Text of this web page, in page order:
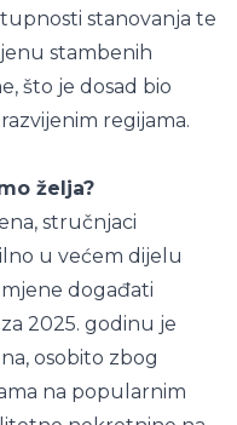
stanovanja te
stambenih
što je dosad bio
regijama.
želja?
stručnjaci
u većem dijelu
događati
2025. godinu je
osobito zbog
na popularnim